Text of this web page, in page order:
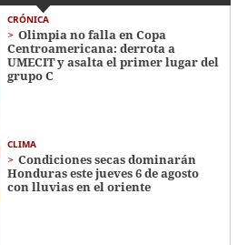
CRÓNICA
Olimpia no falla en Copa
Centroamericana: derrota a
UMECIT y asalta el primer lugar del
grupo C
CLIMA
Condiciones secas dominarán
Honduras este jueves 6 de agosto
con lluvias en el oriente